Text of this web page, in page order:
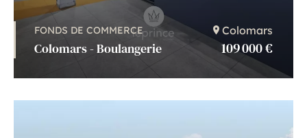
FONDS DE COMMERCE
Colomars - Boulangerie
Colomars
109 000 €